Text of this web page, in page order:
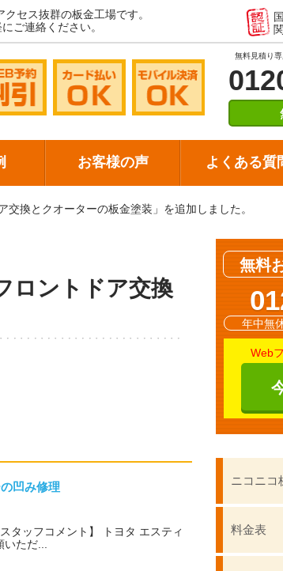
セス抜群の板金工場です。
ご連絡ください。
無料見積り
お客様の声 よくある質
換とクオーターの板金塗装」を追加しました。
ロントドア交換
凹み修理
タッフコメント】 トヨタ エスティ
ただ...
無料
年中無
Web
ニコニコ
料金表